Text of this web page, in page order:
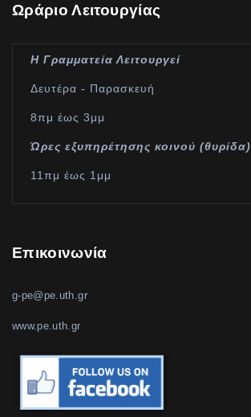
Ωράριο Λειτουργίας
Η Γραμματεία Λειτουργεί
Δευτέρα - Παρασκευή
8πμ έως 3μμ
Ώρες εξυπηρέτησης κοινού (θυρίδα)
11πμ έως 1μμ
Επικοινωνία
g-pe@pe.uth.gr
www.pe.uth.gr